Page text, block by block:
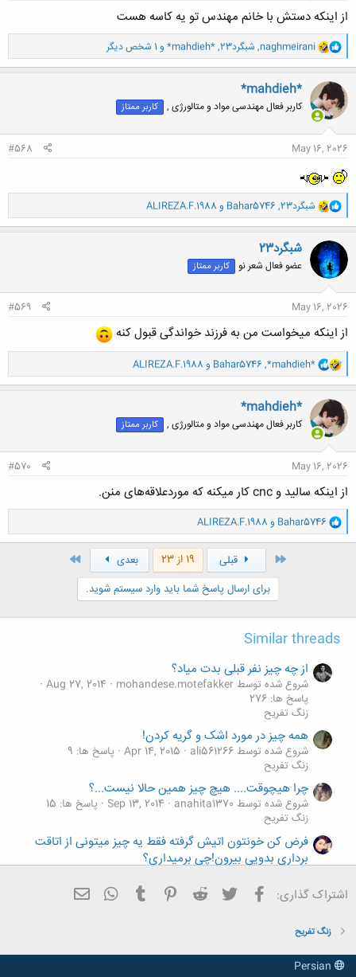
از اینکه دستش با خانم مهندس تو یه کاسه هست
و
ا
ک
ن
ش
ه
ا
:
naghmeirani
, شبگرد23 ,
*mahdieh* و 1 شخص دیگر
*mahdieh*
کاربر فعال مهندسی مواد و متالورژی , کاربر ممتاز
May 16, 2026
#568
و
ا
ک
ن
ش
ه
:
شبگرد23 ,
Bahar5746 و ALIREZA.F.1988
شبگرد23
عضو فعال شعر نو کاربر ممتاز
May 16, 2026
#569
از اینکه میخواست من به فرزند خواندگی قبول کنه
و
ا
ک
ن
ش
ه
ا
:
*mahdieh*
,
Bahar5746 و ALIREZA.F.1988
*mahdieh*
کاربر فعال مهندسی مواد و متالورژی , کاربر ممتاز
May 16, 2026
#570
از اینکه سالید و cnc کار میکنه که موردعلاقه‌های منن.
و
ا
ک
Bahar5746 و ALIREZA.F.1988
قبلی 19 از 23 بعدی
برای ارسال پاسخ شما باید وارد سیستم شوید.
Similar threads
از چه چیز نفر قبلی بدت میاد؟
شروع شده توسط mohandese.motefakker
Aug 27, 2014
پاسخ ها: 276
زنگ تفريح
همه چیز در مورد اشک و گریه کردن!
شروع شده توسط ali561266 Apr 14, 2015 پاسخ ها: 9
زنگ تفريح
چرا هیچوقت.... هیچ چیز همین حالا نیست...؟
شروع شده توسط anahita1370 Sep 13, 2014 پاسخ ها: 15
زنگ تفريح
فرض کن خونتون اتیش گرفته فقط یه چیز میتونی از اتاقت
برداری بدویی بیرون!چی برمیداری؟
زنگ تفريح
گرفت
زنگ تفريح
اشتراک گذاری: فیسبوک تویتر Reddit
Pinterest
Tumblr
WhatsApp
زنگ تفريح